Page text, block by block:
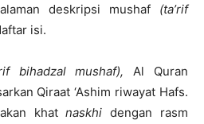
deskripsi mushaf (ta’rif
isi.
bihadzal mushaf), Al Quran
Qiraat ‘Ashim riwayat Hafs.
khatnaskhi dengan rasm